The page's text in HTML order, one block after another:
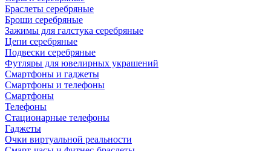
Браслеты серебряные
Броши серебряные
Зажимы для галстука серебряные
Цепи серебряные
Подвески серебряные
Футляры для ювелирных украшений
Смартфоны и гаджеты
Смартфоны и телефоны
Смартфоны
Телефоны
Стационарные телефоны
Гаджеты
Очки виртуальной реальности